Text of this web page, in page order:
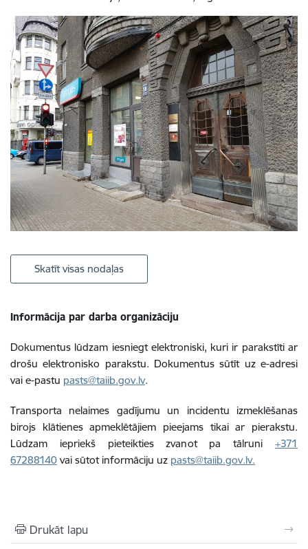
Skatīt visas nodaļas
Informācija par darba organizāciju
Dokumentus lūdzam iesniegt elektroniski, kuri ir parakstīti ar
drošu elektronisko parakstu. Dokumentus sūtīt uz e-adresi
vai e-pastu pasts@taiib.gov.lv.
Transporta nelaimes gadījumu un incidentu izmeklēšanas
birojs klātienes apmeklētājiem pieejams tikai ar pierakstu.
Lūdzam iepriekš pieteikties zvanot pa tālruni +371
67288140 vai sūtot informāciju uz pasts@taiib.gov.lv.
Drukāt lapu